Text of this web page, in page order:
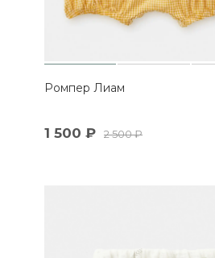
Ромпер Лиам
1 500 ₽ 2 500₽